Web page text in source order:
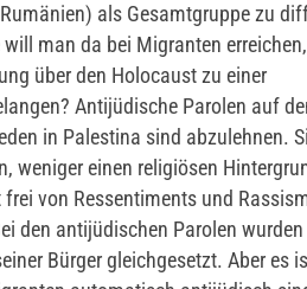
als Gesamtgruppe zu
man da bei Migranten
über den Holocaust zu einer
Antijüdische Parolen auf
in Palestina sind abzulehnen.
weniger einen religiösen
von Ressentiments und
den antijüdischen Parolen
Bürger gleichgesetzt. Aber es